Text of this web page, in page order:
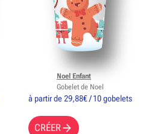
à partir de 29,88€ / 10 gobelets
CRÉER
Noel Enfant
Gobelet de Noel